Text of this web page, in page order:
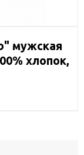
мужская
хлопок,